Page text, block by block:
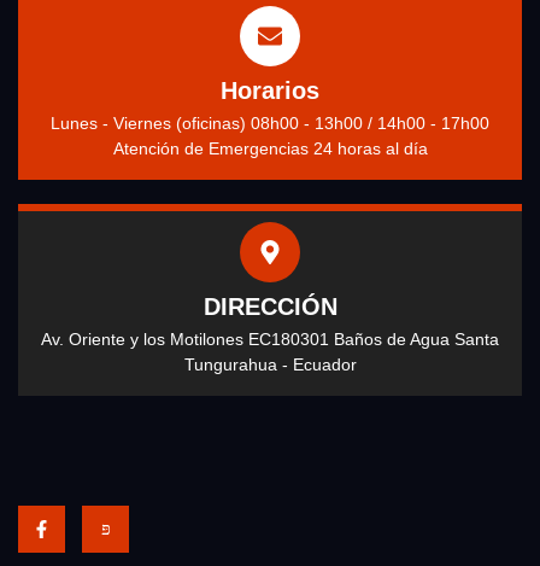
Horarios
Lunes - Viernes (oficinas) 08h00 - 13h00 / 14h00 - 17h00
Atención de Emergencias 24 horas al día
DIRECCIÓN
Av. Oriente y los Motilones EC180301 Baños de Agua Santa
Tungurahua - Ecuador